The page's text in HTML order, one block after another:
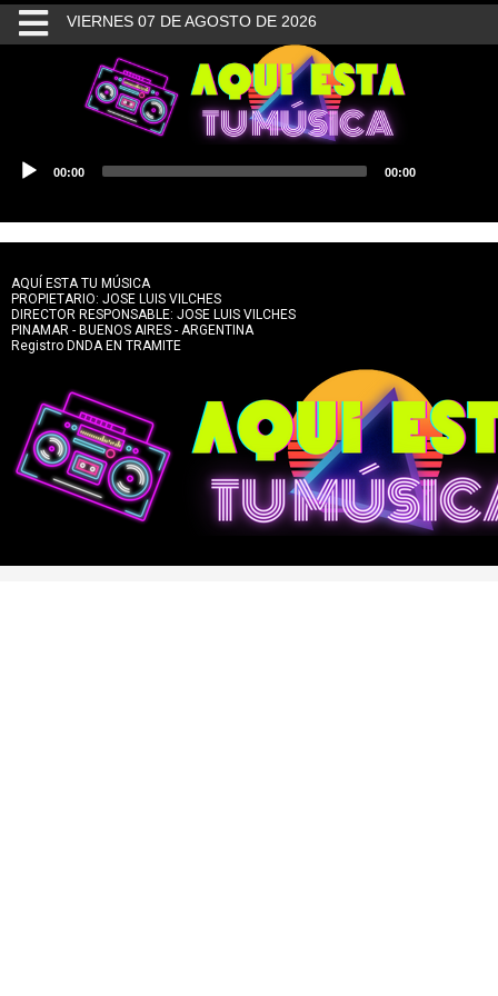
VIERNES 07 DE AGOSTO DE 2026
de
00:00 00:00
AQUÍ ESTA TU MÚSICA
PROPIETARIO: JOSE LUIS VILCHES
DIRECTOR RESPONSABLE: JOSE LUIS VILCHES
PINAMAR - BUENOS AIRES - ARGENTINA
Registro DNDA EN TRAMITE
INICIO